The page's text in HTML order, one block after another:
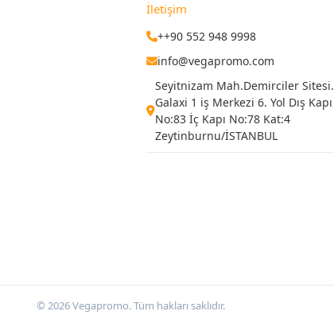
İletişim
++90 552 948 9998
info@vegapromo.com
Seyitnizam Mah.Demirciler Sitesi.
Galaxi 1 iş Merkezi 6. Yol Dış Kapı
No:83 İç Kapı No:78 Kat:4
Zeytinburnu/İSTANBUL
© 2026 Vegapromo. Tüm hakları saklıdır.